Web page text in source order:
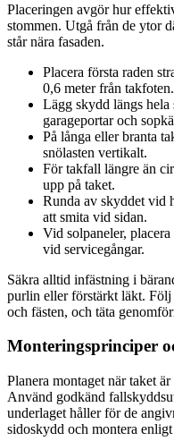
Placeringen avgör hur
stommen. Utgå från de ytor
står nära fasaden.
Placera första raden
0,6 meter från takfoten.
Lägg skydd längs hela
garageportar och
På långa eller branta
snölasten vertikalt.
För takfall längre än
upp på taket.
Runda av skyddet vid
att smita vid sidan.
Vid solpaneler,
vid servicegångar.
Säkra alltid infästning i
purlin eller förstärkt läkt.
och fästen, och täta
Monteringsprinciper
Planera montaget när taket
Använd godkänd
underlaget håller för de
sidoskydd och montera